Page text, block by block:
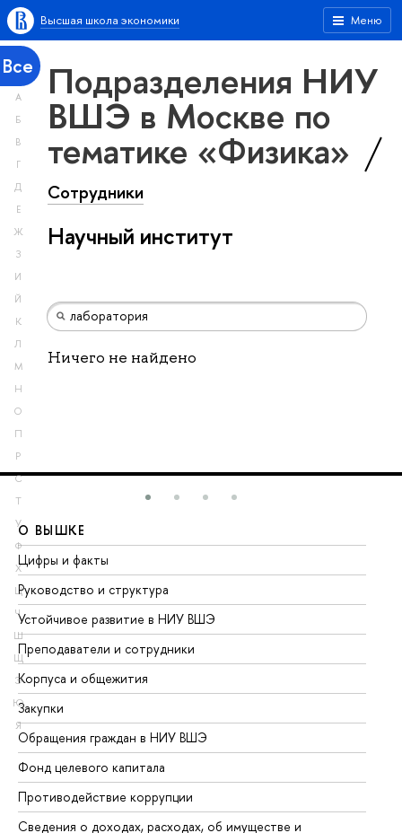
Меню
Высшая школа экономики
Все
А
Б
В
Г
Д
Е
Ж
З
И
Й
К
Л
М
Н
О
П
Р
С
Т
У
Ф
Х
Ц
Ч
Ш
Щ
Э
Ю
Я
Подразделения НИУ
ВШЭ в Москве по
тематике «Физика»
Сотрудники
Научный институт
Ничего не найдено
О ВЫШКЕ
Цифры и факты
Руководство и структура
Устойчивое развитие в НИУ ВШЭ
Преподаватели и сотрудники
Корпуса и общежития
Закупки
Обращения граждан в НИУ ВШЭ
Фонд целевого капитала
Противодействие коррупции
Сведения о доходах, расходах, об имуществе и